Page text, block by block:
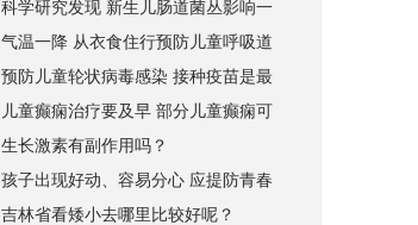
科学研究发现 新生儿肠道菌丛影响一
气温一降 从衣食住行预防儿童呼吸道
预防儿童轮状病毒感染 接种疫苗是最
儿童癫痫治疗要及早 部分儿童癫痫可
生长激素有副作用吗？
孩子出现好动、容易分心 应提防青春
吉林省看矮小去哪里比较好呢？